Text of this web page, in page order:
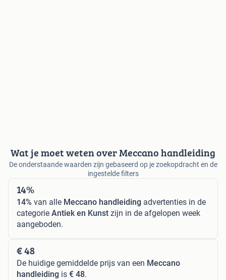
Wat je moet weten over Meccano handleiding
De onderstaande waarden zijn gebaseerd op je zoekopdracht en de
ingestelde filters
14%
14% van alle Meccano handleiding advertenties in de
categorie Antiek en Kunst zijn in de afgelopen week
aangeboden.
€ 48
De huidige gemiddelde prijs van een Meccano
handleiding is € 48.